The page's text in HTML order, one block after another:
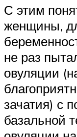
С этим
женщины,
не раз
овуляции
зачатия) с
базальной